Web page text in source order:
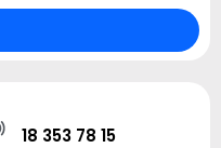
18 353 78 15